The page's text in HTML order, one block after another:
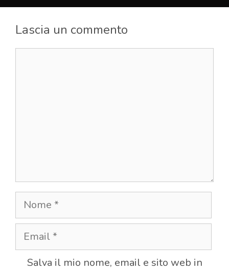
Lascia un commento
Nome
Email
Salva il mio nome, email e sito web in